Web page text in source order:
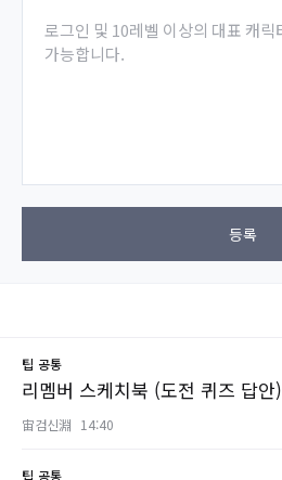
로그인 및 10레벨 이상의 대표 캐릭
가능합니다.
등록
팁 공통
리멤버 스케치북 (도전 퀴즈 답
宙검신淵 14:40
팁 공통